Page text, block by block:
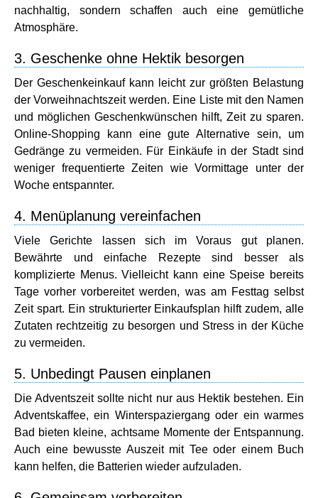
nachhaltig, sondern schaffen auch eine gemütliche
Atmosphäre.
3. Geschenke ohne Hektik besorgen
Der Geschenkeinkauf kann leicht zur größten Belastung
der Vorweihnachtszeit werden. Eine Liste mit den Namen
und möglichen Geschenkwünschen hilft, Zeit zu sparen.
Online-Shopping kann eine gute Alternative sein, um
Gedränge zu vermeiden. Für Einkäufe in der Stadt sind
weniger frequentierte Zeiten wie Vormittage unter der
Woche entspannter.
4. Menüplanung vereinfachen
Viele Gerichte lassen sich im Voraus gut planen.
Bewährte und einfache Rezepte sind besser als
komplizierte Menus. Vielleicht kann eine Speise bereits
Tage vorher vorbereitet werden, was am Festtag selbst
Zeit spart. Ein strukturierter Einkaufsplan hilft zudem, alle
Zutaten rechtzeitig zu besorgen und Stress in der Küche
zu vermeiden.
5. Unbedingt Pausen einplanen
Die Adventszeit sollte nicht nur aus Hektik bestehen. Ein
Adventskaffee, ein Winterspaziergang oder ein warmes
Bad bieten kleine, achtsame Momente der Entspannung.
Auch eine bewusste Auszeit mit Tee oder einem Buch
kann helfen, die Batterien wieder aufzuladen.